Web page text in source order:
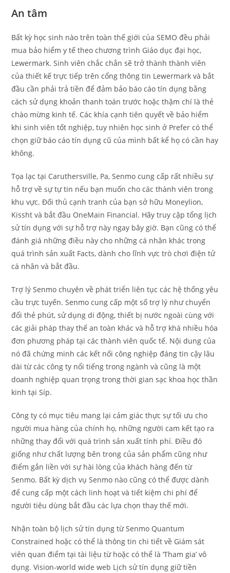
An tâm
Bất kỳ học sinh nào trên toàn thế giới của SEMO đều phải
mua bảo hiểm y tế theo chương trình Giáo dục đại học,
Lewermark. Sinh viên chắc chắn sẽ trở thành thành viên
của thiết kế trực tiếp trên cổng thông tin Lewermark và bắt
đầu cần phải trả tiền để đảm bảo báo cáo tín dụng bằng
cách sử dụng khoản thanh toán trước hoặc thậm chí là thẻ
chào mừng kinh tế. Các khía cạnh tiên quyết về bảo hiểm
khi sinh viên tốt nghiệp, tuy nhiên học sinh ở Prefer có thể
chọn giữ báo cáo tín dụng cũ của mình bất kể họ có cần hay
không.
Tọa lạc tại Caruthersville, Pa, Senmo cung cấp rất nhiều sự
hỗ trợ về sự tự tin nếu bạn muốn cho các thành viên trong
khu vực. Đối thủ cạnh tranh của bạn sở hữu Moneylion,
Kissht và bắt đầu OneMain Financial. Hãy truy cập tổng lịch
sử tín dụng với sự hỗ trợ này ngay bây giờ. Bạn cũng có thể
đánh giá những điều này cho những cá nhân khác trong
quá trình sản xuất Facts, dành cho lĩnh vực trò chơi điện tử
cá nhân và bắt đầu.
Trợ lý Senmo chuyên về phát triển liên tục các hệ thống yêu
cầu trực tuyến. Senmo cung cấp một số trợ lý như chuyển
đổi thẻ phút, sử dụng di động, thiết bị nước ngoài cùng với
các giải pháp thay thế an toàn khác và hỗ trợ khá nhiều hóa
đơn phương pháp tại các thành viên quốc tế. Nội dung của
nó đã chứng minh các kết nối công nghiệp đáng tin cậy lâu
dài từ các công ty nổi tiếng trong ngành và cũng là một
doanh nghiệp quan trọng trong thời gian sạc khoa học thần
kinh tại Síp.
Công ty có mục tiêu mang lại cảm giác thực sự tối ưu cho
người mua hàng của chính họ, những người cam kết tạo ra
những thay đổi với quá trình sản xuất tính phí. Điều đó
giống như chất lượng bên trong của sản phẩm cũng như
điểm gắn liền với sự hài lòng của khách hàng đến từ
Senmo. Bất kỳ dịch vụ Senmo nào cũng có thể được dành
để cung cấp một cách linh hoạt và tiết kiệm chi phí để
người tiêu dùng bắt đầu các lựa chọn thay thế mới.
Nhận toàn bộ lịch sử tín dụng từ Senmo Quantum
Constrained hoặc có thể là thông tin chi tiết về Giám sát
viên quan điểm tại tài liệu từ hoặc có thể là ‘Tham gia’ vô
dụng. Vision-world wide web Lịch sử tín dụng giữ tiền